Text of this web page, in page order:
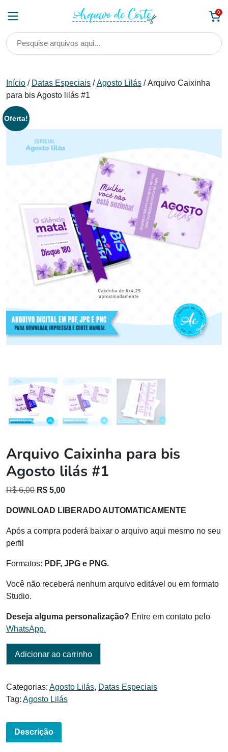
0
Início / Datas Especiais /Agosto Lilás / Arquivo Caixinha
para bis Agosto lilás #1
Oferta!
Arquivo Caixinha para bis
Agosto lilás #1
R$6,00 O
original
R$ 5,00O
atual
DOWNLOAD LIBERADO AUTOMATICAMENTE
Após a compra poderá baixar o arquivo aqui mesmo no seu
perfil
Formatos: PDF, JPG e PNG.
Você não receberá nenhum arquivo editável ou em formato
Studio.
Deseja alguma personalização? Entre em contato pelo
WhatsApp.
Adicionar ao carrinho
Categorias: Agosto Lilás, Datas Especiais
Tag: Agosto Lilás
Descrição